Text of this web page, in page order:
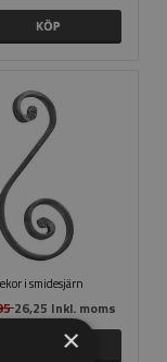
i smidesjärn
26,25 Inkl. moms
×